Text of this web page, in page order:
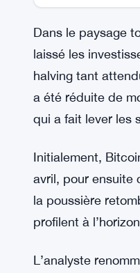
Dans le paysage
laissé les
halving tant
a été réduite de
qui a fait lever les
Initialement,
avril, pour ensuite
la poussière
profilent à
L’analyste